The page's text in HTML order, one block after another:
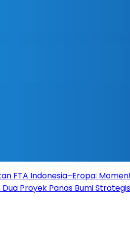
FTA Indonesia–Eropa:
Proyek Panas Bumi Strategis